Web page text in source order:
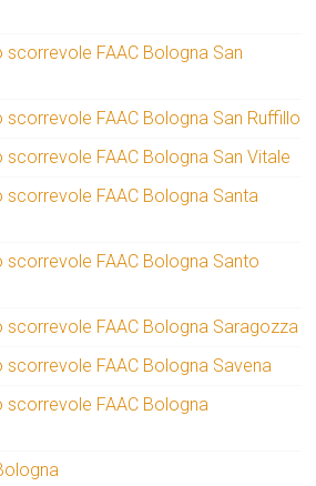
scorrevole FAAC Bologna San
scorrevole FAAC Bologna San Ruffillo
scorrevole FAAC Bologna San Vitale
scorrevole FAAC Bologna Santa
scorrevole FAAC Bologna Santo
scorrevole FAAC Bologna Saragozza
scorrevole FAAC Bologna Savena
scorrevole FAAC Bologna